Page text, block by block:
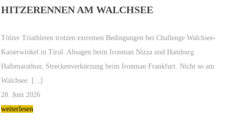
HITZERENNEN AM WALCHSEE
Tölzer Triathleten trotzen extremen Bedingungen bei Challenge Walchsee-
Kaiserwinkel in Tirol. Absagen beim Ironman Nizza und Hamburg
Halbmarathon, Streckenverkürzung beim Ironman Frankfurt. Nicht so am
Walchsee. [...]
28. Juni 2026
weiterlesen